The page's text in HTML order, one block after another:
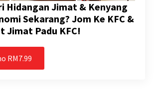
Hidangan Jimat & Kenyang
Sekarang? Jom Ke KFC &
Jimat Padu KFC!
RM7.99